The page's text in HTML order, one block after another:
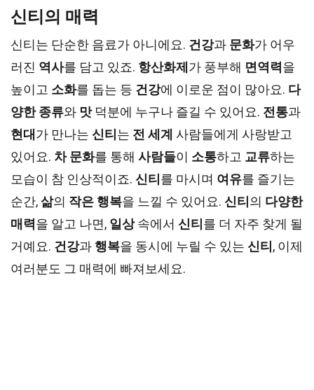
신티의 매력
신티는 단순한 음료가 아니에요. 건강과 문화가 어우
러진 역사를 담고 있죠. 항산화제 가 풍부해 면역력을
높이고 소화를 돕는 등 건강에 이로운 점이 많아요. 다
양한 종류와 맛덕분에 누구나 즐길 수 있어요. 전통과
현대 가 만나는 신티 는 전 세계 사람들에게 사랑받고
있어요. 차 문화를 통해 사람들이 소통하고 교류하는
모습이 참 인상적이죠. 신티 를 마시며 여유를 즐기는
순간,삶의 작은 행복을 느낄 수 있어요. 신티 의 다양한
매력을 알고 나면, 일상속에서 신티 를 더 자주 찾게 될
거예요. 건강과 행복을 동시에 누릴 수 있는 신티 , 이제
여러분도 그 매력에 빠져보세요.